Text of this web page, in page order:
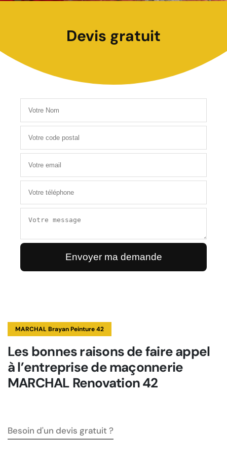
Devis gratuit
MARCHAL Brayan Peinture 42
Les bonnes raisons de faire appel
à l’entreprise de maçonnerie
MARCHAL Renovation 42
Besoin d'un devis gratuit ?